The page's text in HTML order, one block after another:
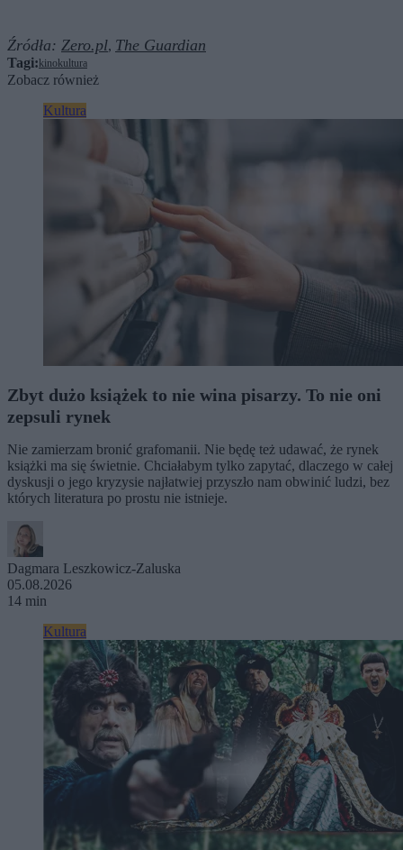
Źródła: Zero.pl, The Guardian
Tagi: kinokultura
Zobacz również
Kultura
Zbyt dużo książek to nie wina pisarzy. To nie oni
zepsuli rynek
Nie zamierzam bronić grafomanii. Nie będę też udawać, że rynek
książki ma się świetnie. Chciałabym tylko zapytać, dlaczego w całej
dyskusji o jego kryzysie najłatwiej przyszło nam obwinić ludzi, bez
których literatura po prostu nie istnieje.
Dagmara Leszkowicz-Zaluska
05.08.2026
14 min
Kultura